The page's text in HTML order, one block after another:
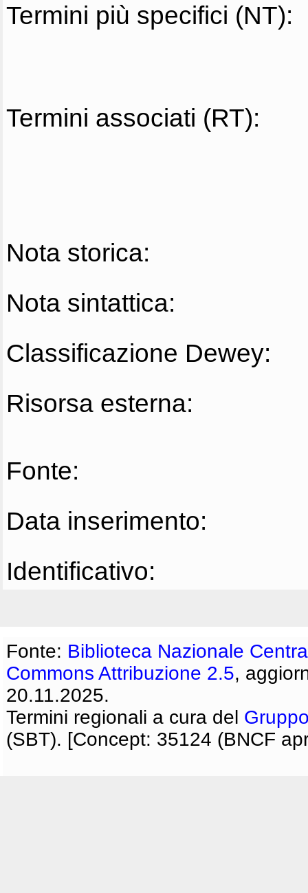
Termini più specifici (NT):
Termini associati (RT):
Nota storica:
Nota sintattica:
Classificazione Dewey:
Risorsa esterna:
Fonte:
Data inserimento:
Identificativo:
Fonte: Biblioteca Nazionale
Commons Attribuzione 2.5,
20.11.2025.
Termini regionali a cura del
(SBT). [Concept: 35124 (BNCF